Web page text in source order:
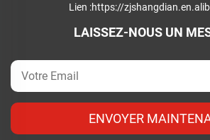
Lien :https://
LAISSEZ-NOUS UN
ENVOYER